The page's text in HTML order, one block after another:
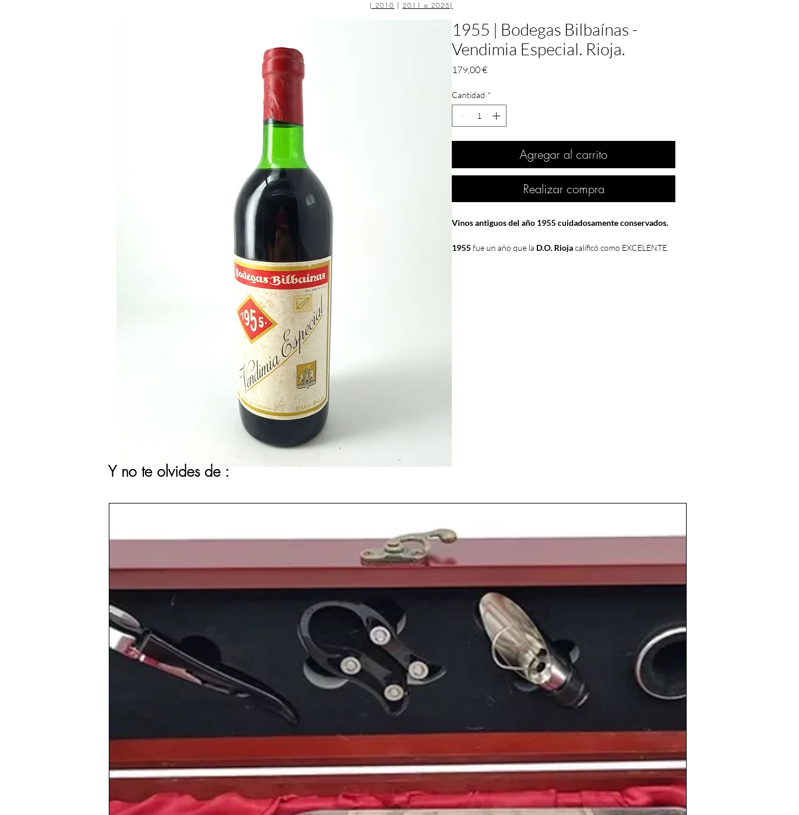
| 2010 | 2011 a 2025 |
1955 | Bodegas Bilbaínas -
Vendimia Especial. Rioja.
179,00 €Precio
Cantidad *
Agregar al carrito
Realizar compra
Vinos antiguos del año 1955 cuidadosamente conservados.
1955fue un año que la D.O. Riojacalificó como EXCELENTE.
Y no te olvides de :